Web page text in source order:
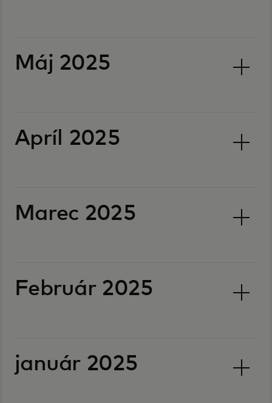
Máj 2025
Apríl 2025
Marec 2025
Február 2025
január 2025